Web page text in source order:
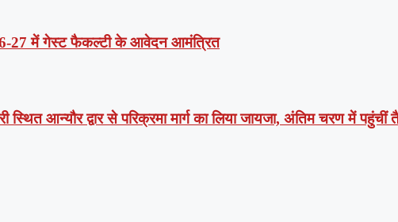
27 में गेस्ट फैकल्टी के आवेदन आमंत्रित
आन्यौर द्वार से परिक्रमा मार्ग का लिया जायजा, अंतिम चरण में पहुंचीं